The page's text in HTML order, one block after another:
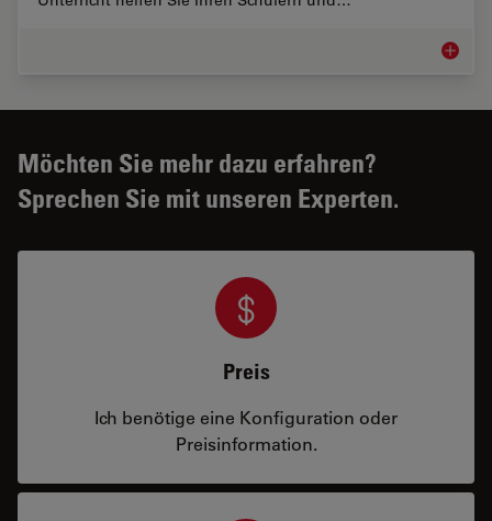
Möchten Sie mehr dazu erfahren?
Sprechen Sie mit unseren Experten.
Preis
Ich benötige eine Konfiguration oder
Preisinformation.